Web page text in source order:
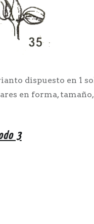
dispuesto en 1
en forma,
3